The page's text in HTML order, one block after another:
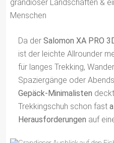
Da der Salomon XA PRO
ist der leichte Allrounder
für langes Trekking,
Spaziergänge oder
Gepäck-Minimalisten
Trekkingschuh schon fast
Herausforderungen auf